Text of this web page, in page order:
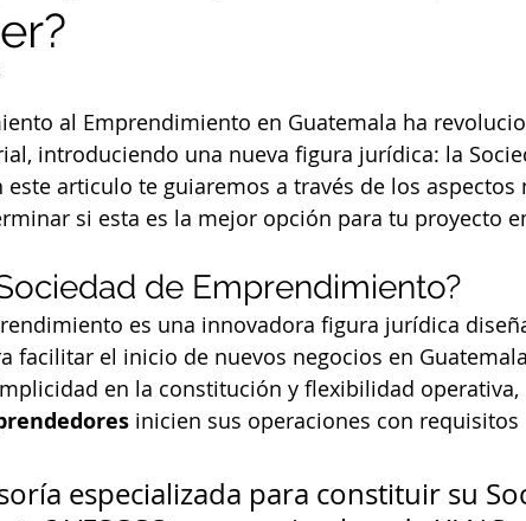
al Emprendimiento en Guatemala ha
introduciendo una nueva figura jurídica: la
este articulo te guiaremos a través de los
si esta es la mejor opción para tu proyecto
de Emprendimiento?
es una innovadora figura jurídica
facilitar el inicio de nuevos negocios en
en la constitución y flexibilidad
inicien sus operaciones con
especializada para constituir su